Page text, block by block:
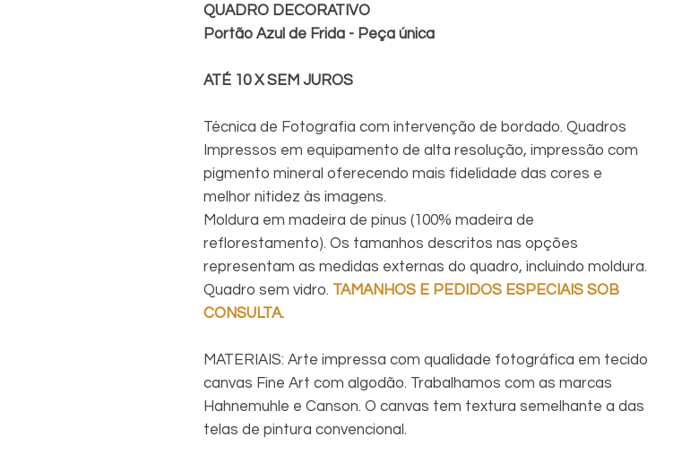
QUADRO DECORATIVO
Portão Azul de Frida - Peça única
ATÉ 10 X SEM JUROS
Técnica de Fotografia com intervenção de bordado. Quadros
Impressos em equipamento de alta resolução, impressão com
pigmento mineral oferecendo mais fidelidade das cores e
melhor nitidez às imagens.
Moldura em madeira de pinus (100% madeira de
reflorestamento). Os tamanhos descritos nas opções
representam as medidas externas do quadro, incluindo moldura.
Quadro sem vidro. TAMANHOS E PEDIDOS ESPECIAIS SOB
CONSULTA.
MATERIAIS: Arte impressa com qualidade fotográfica em tecido
canvas Fine Art com algodão. Trabalhamos com as marcas
Hahnemuhle e Canson. O canvas tem textura semelhante a das
telas de pintura convencional.